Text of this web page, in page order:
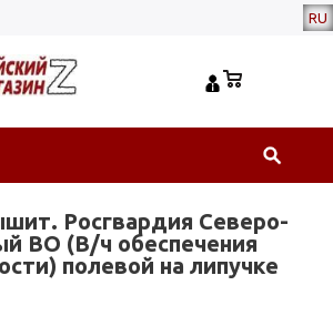
RU
Росгвардия Северо-
ВО (В/ч обеспечения
полевой на липучке